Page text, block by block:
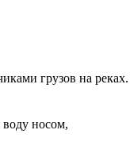
грузов на реках.
носом,